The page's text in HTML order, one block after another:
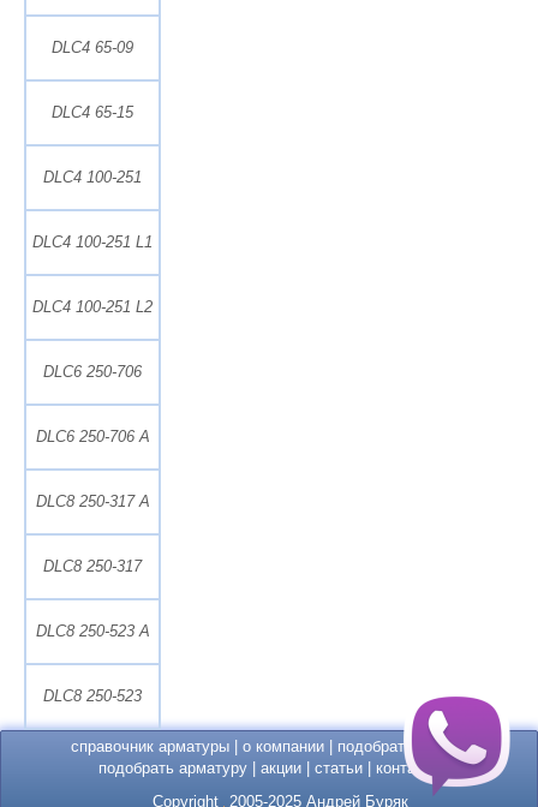
DLC4 65-09
DLC4 65-15
DLC4 100-251
DLC4 100-251 L1
DLC4 100-251 L2
DLC6 250-706
DLC6 250-706 A
DLC8 250-317 A
DLC8 250-317
DLC8 250-523 A
DLC8 250-523
справочник арматуры| о компании| подобрать насос|
подобрать арматуру| акции| статьи| контакты
Copyright 2005-2025 Андрей Буряк